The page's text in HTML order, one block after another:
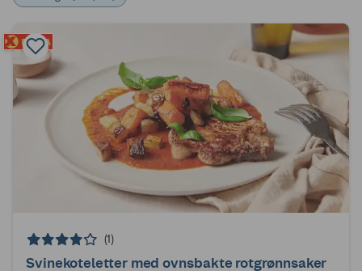
(1)
Svinekoteletter med ovnsbakte rotgrønnsaker